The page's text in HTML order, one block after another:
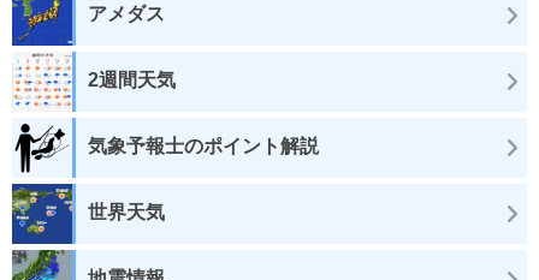
アメダス
2週間天気
気象予報士のポイント解説
世界天気